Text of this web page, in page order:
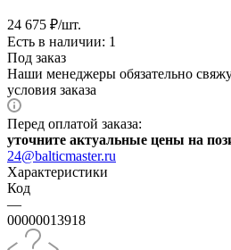
24 675 ₽/шт.
Есть в наличии: 1
Под заказ
Наши менеджеры обязательно
условия заказа
Перед оплатой заказа:
уточните актуальные цены на
24@balticmaster.ru
Характеристики
Код
—
00000013918